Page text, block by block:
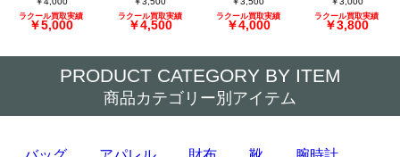
ラクール買取実績
￥5,000
ラクール買取実績
￥4,500
ラクール買取実績
￥4,000
ラクール買取実績
￥3,800
PRODUCT CATEGORY BY ITEM
商品カテゴリー別アイテム